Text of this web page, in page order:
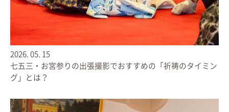
2026. 07.
02
どうする？夏のお宮参り・出張撮影 ‘撮影時期’や‘夏用着
物’について
2026. 05. 15
七五三・お宮参りの出張撮影でおすすめの「祈祷のタイミン
グ」とは？